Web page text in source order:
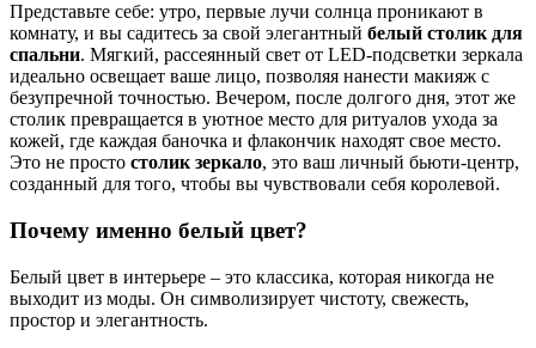
Представьте себе: утро, первые лучи солнца проникают в
комнату, и вы садитесь за свой элегантный белый столик для
спальни. Мягкий, рассеянный свет от LED-подсветки зеркала
идеально освещает ваше лицо, позволяя нанести макияж с
безупречной точностью. Вечером, после долгого дня, этот же
столик превращается в уютное место для ритуалов ухода за
кожей, где каждая баночка и флакончик находят свое место.
Это не просто столик зеркало, это ваш личный бьюти-центр,
созданный для того, чтобы вы чувствовали себя королевой.
Почему именно белый цвет?
Белый цвет в интерьере – это классика, которая никогда не
выходит из моды. Он символизирует чистоту, свежесть,
простор и элегантность.